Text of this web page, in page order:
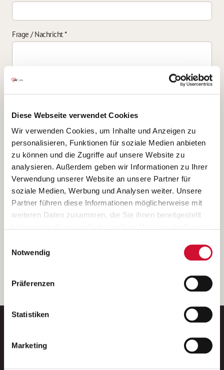
Diese Webseite verwendet Cookies
Wir verwenden Cookies, um Inhalte und Anzeigen zu
personalisieren, Funktionen für soziale Medien anbieten
zu können und die Zugriffe auf unsere Website zu
analysieren. Außerdem geben wir Informationen zu Ihrer
Verwendung unserer Website an unsere Partner für
soziale Medien, Werbung und Analysen weiter. Unsere
Partner führen diese Informationen möglicherweise mit
weiteren Daten zusammen, die Sie ihnen bereitgestellt
Wenn Sie auf „Cookies zulassen“ klicken, so stimmen
Sie der Speicherung sämtlicher Cookies zu. Sie können
Ihre Einwilligung selbstverständlich jederzeit widerrufen,
indem Sie die Cookie-Einstellungen aufrufen und diese
unserer
Notwendig
Präferenzen
Statistiken
Marketing
Frage / Nachricht*
Ich bin damit einverstanden, dass meine personenbezogenen Daten
ausschließlich zum Zweck der Durchführung der Kontaktanfrage
verarbeitet, auf IT- Systemen der Garitz Bewirtschaftungsbetriebe
GmbH, Heinrich-von-Kleist-Straße 2, 97688 Bad Kissingen
(Betreiber) gespeichert und an die für das Stellenangebot
verantwortliche Stelle zur Kontaktaufnahme weitergegeben
werden.
Diese Einwilligungserklärung kann ich jederzeit gegenüber dem
Weitere Details können Sie der
entnehmen.